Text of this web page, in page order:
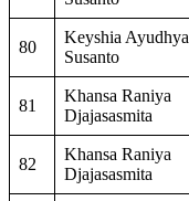
80
Keyshia Ayudhya
Susanto
81
Khansa Raniya
Djajasasmita
82
Khansa Raniya
Djajasasmita